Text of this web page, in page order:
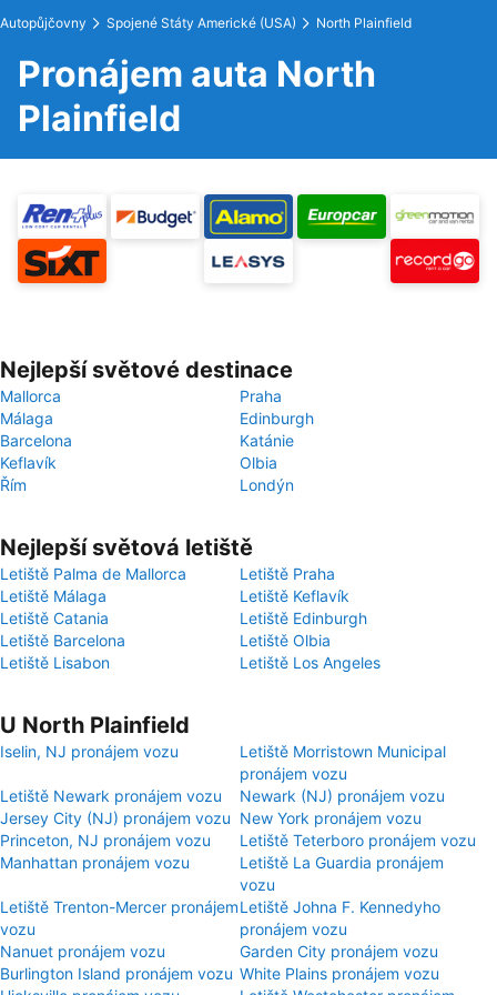
Autopůjčovny Spojené Státy Americké (USA) North Plainfield
Pronájem auta North
Plainfield
Nejlepší světové destinace
Mallorca
Praha
Málaga
Edinburgh
Barcelona
Katánie
Keflavík
Olbia
Řím
Londýn
Nejlepší světová letiště
Letiště Palma de Mallorca
Letiště Praha
Letiště Málaga
Letiště Keflavík
Letiště Catania
Letiště Edinburgh
Letiště Barcelona
Letiště Olbia
Letiště Lisabon
Letiště Los Angeles
U North Plainfield
Iselin, NJ pronájem vozu
Letiště Morristown Municipal
pronájem vozu
Letiště Newark pronájem vozu
Newark (NJ) pronájem vozu
Jersey City (NJ) pronájem vozu New York pronájem vozu
Princeton, NJ pronájem vozu
Letiště Teterboro pronájem vozu
Manhattan pronájem vozu
Letiště La Guardia pronájem
vozu
Letiště Trenton-Mercer pronájem
vozu
Letiště Johna F. Kennedyho
pronájem vozu
Nanuet pronájem vozu
Garden City pronájem vozu
Burlington Island pronájem vozu White Plains pronájem vozu